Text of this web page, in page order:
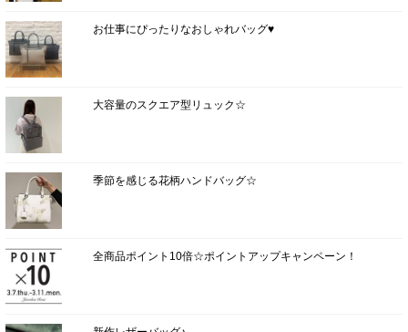
お仕事にぴったりなおしゃれバッグ♥
大容量のスクエア型リュック☆
季節を感じる花柄ハンドバッグ☆
全商品ポイント10倍☆ポイントアップキャンペーン！